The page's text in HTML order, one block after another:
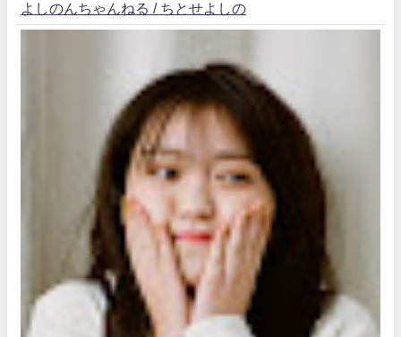
よしのんちゃんねる / ちとせよしの